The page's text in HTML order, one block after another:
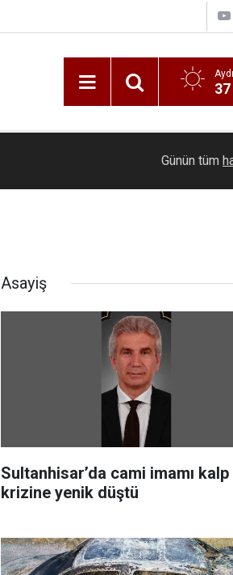
37
Sultanhisar’da
Günün tüm
Asayiş
Sultanhisar’da cami imamı kalp
krizine yenik düştü